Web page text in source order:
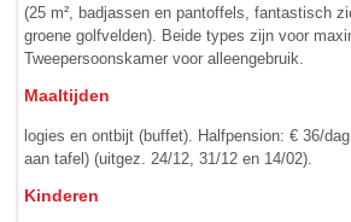
(25 m², badjassen en pantoffels, fantastisch
groene golfvelden). Beide types zijn voor
Tweepersoonskamer voor alleengebruik.
Maaltijden
logies en ontbijt (buffet). Halfpension: € 36/
aan tafel) (uitgez. 24/12, 31/12 en 14/02).
Kinderen